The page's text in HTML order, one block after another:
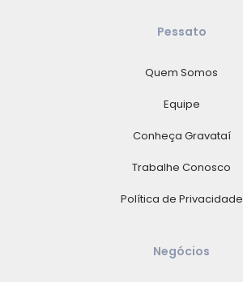
Pessato
Quem Somos
Equipe
Conheça Gravataí
Trabalhe Conosco
Política de Privacidade
Negócios